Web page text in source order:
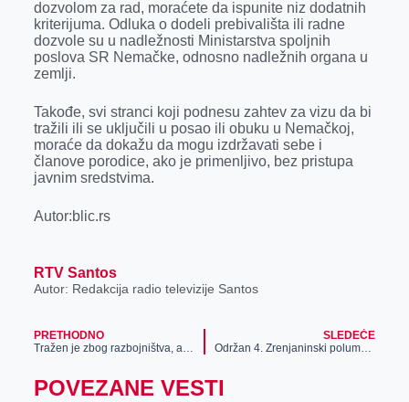
dozvolom za rad, moraćete da ispunite niz dodatnih
kriterijuma. Odluka o dodeli prebivališta ili radne
dozvole su u nadležnosti Ministarstva spoljnih
poslova SR Nemačke, odnosno nadležnih organa u
zemlji.
Takođe, svi stranci koji podnesu zahtev za vizu da bi
tražili ili se uključili u posao ili obuku u Nemačkoj,
moraće da dokažu da mogu izdržavati sebe i
članove porodice, ako je primenljivo, bez pristupa
javnim sredstvima.
Autor:blic.rs
RTV Santos
Autor: Redakcija radio televizije Santos
PRETHODNO
Tražen je zbog razbojništva, ako ga vidite ODMAH POZOVITE POLICIJU (FOTO)
SLEDEĆE
Održan 4. Zrenjaninski polumaraton (VIDEO)
POVEZANE VESTI